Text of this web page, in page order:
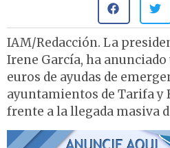
IAM/Redacción. La
Irene García, ha
euros de ayudas de
ayuntamientos de Tarifa y
frente a la llegada masiva